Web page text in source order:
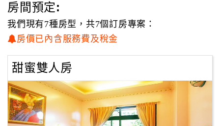
房間預定:
我們現有7種房型，共7個訂房專案：
房價已內含服務費及稅金
甜蜜雙人房